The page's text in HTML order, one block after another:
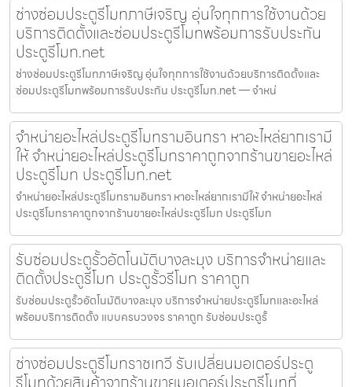
ช่างซ่อมประตูรีโมทภาษีเจริญ อุ่นใจทุกการใช้งานด้วย
บริการติดตั้งและซ่อมประตูรีโมทพร้อมการรับประกัน
ประตูรีโมท.net
ช่างซ่อมประตูรีโมทภาษีเจริญ อุ่นใจทุกการใช้งานด้วยบริการติดตั้งและ
ซ่อมประตูรีโมทพร้อมการรับประกัน ประตูรีโมท.net — จำหน่
จำหน่ายอะไหล่ประตูรีโมทรามอินทรา หาอะไหล่ยากเรามี
ให้ จำหน่ายอะไหล่ประตูรีโมทราคาถูกจากร้านขายอะไหล่
ประตูรีโมท ประตูรีโมท.net
จำหน่ายอะไหล่ประตูรีโมทรามอินทรา หาอะไหล่ยากเรามีให้ จำหน่ายอะไหล่
ประตูรีโมทราคาถูกจากร้านขายอะไหล่ประตูรีโมท ประตูรีโมท
รับซ่อมประตูรั้วอัตโนมัติบางละมุง บริการจำหน่ายและ
ติดตั้งประตูรีโมท ประตูรั้วรีโมท ราคาถูก
รับซ่อมประตูรั้วอัตโนมัติบางละมุง บริการจำหน่ายประตูรีโมทและอะไหล่
พร้อมบริการติดตั้ง แบบครบวงจร ราคาถูก รับซ่อมประตูรั้
ช่างซ่อมประตูรีโมทราชเทวี รับเปลี่ยนมอเตอร์ประตู